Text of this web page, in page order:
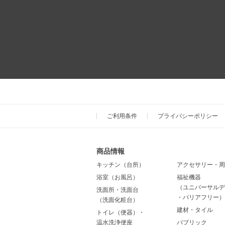
ご利用条件 プライバシーポリシー
商品情報
キッチン（台所）
浴室（お風呂）
洗面所・洗面台
（洗面化粧台）
トイレ（便器）・
温水洗浄便座
アクセサリー・
福祉機器
（ユニバーサル
・バリアフリー）
建材・タイル
パブリック